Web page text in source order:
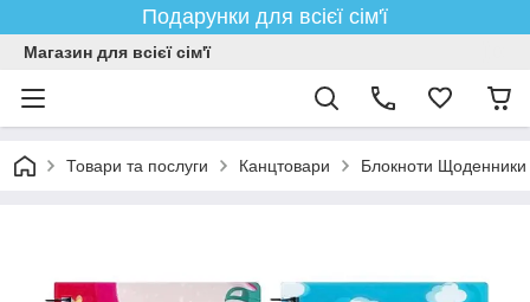
Подарунки для всієї сім'ї
Магазин для всієї сім'ї
Товари та послуги Канцтовари Блокноти Щоденники